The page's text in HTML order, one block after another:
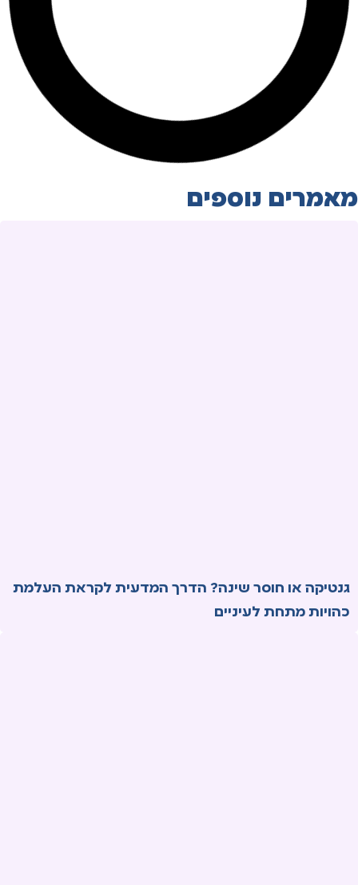
מאמרים נוספים
גנטיקה או חוסר שינה? הדרך המדעית לקראת העלמת
כהויות מתחת לעיניים